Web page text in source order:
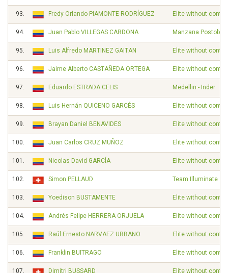
93. Fredy Orlando PIAMONTE RODRÍGUEZ Elite without
94. Juan Pablo VILLEGAS CARDONA Manzana
95. Luis Alfredo MARTINEZ GAITAN Elite without
96. Jaime Alberto CASTAÑEDA ORTEGA Elite without
97. Eduardo ESTRADA CELIS Medellin - Inder
98. Luis Hernán QUICENO GARCÉS Elite without
99. Brayan Daniel BENAVIDES Elite without
100. Juan Carlos CRUZ MUÑOZ Elite without
101. Nicolas David GARCÍA Elite without
102. Simon PELLAUD Team Illuminate
103. Yoedison BUSTAMENTE Elite without
104. Andrés Felipe HERRERA ORJUELA Elite without
105. Raúl Ernesto NARVAEZ URBANO Elite without
106. Franklin BUITRAGO Elite without
107. Dimitri BUSSARD Elite without